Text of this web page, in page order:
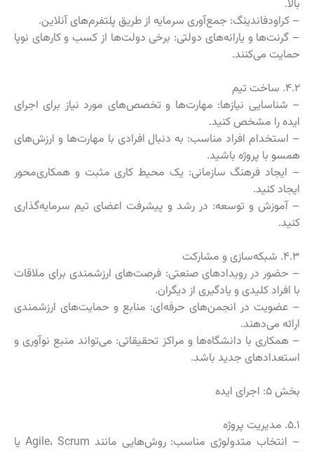
بالا.
– کراودفاندینگ: جمع‌آوری سرمایه از طریق پلتفرم‌های آنلاین.
– گرنت‌ها و یارانه‌های دولتی: برخی دولت‌ها از کسب و کارهای نوپا
حمایت می‌کنند.
۴.۲. ساخت تیم
– شناسایی نیازها: مهارت‌ها و تخصص‌های مورد نیاز برای اجرای
ایده را مشخص کنید.
– استخدام افراد مناسب: به دنبال افرادی با مهارت‌ها و ارزش‌های
همسو با پروژه باشید.
– ایجاد فرهنگ سازمانی: یک محیط کاری مثبت و همکاری‌محور
ایجاد کنید.
– آموزش و توسعه: در رشد و پیشرفت اعضای تیم سرمایه‌گذاری
کنید.
۴.۳. شبکه‌سازی و مشارکت
– حضور در رویدادهای صنعتی: فرصت‌های ارزشمندی برای ملاقات
با افراد کلیدی و یادگیری از دیگران.
– عضویت در انجمن‌های حرفه‌ای: منابع و حمایت‌های ارزشمندی
ارائه می‌دهند.
– همکاری با دانشگاه‌ها و مراکز تحقیقاتی: می‌تواند منبع نوآوری و
استعدادهای جدید باشد.
بخش ۵: اجرای ایده
۵.۱. مدیریت پروژه
– انتخاب متدولوژی مناسب: روش‌هایی مانند Agile، Scrum یا